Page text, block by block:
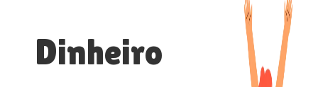
Dinheiro